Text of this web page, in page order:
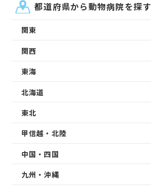
都道府県から動物病院を探す
関東
関西
東海
北海道
東北
甲信越・北陸
中国・四国
九州・沖縄